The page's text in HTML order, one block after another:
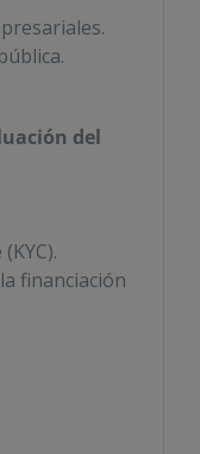
del
financiación